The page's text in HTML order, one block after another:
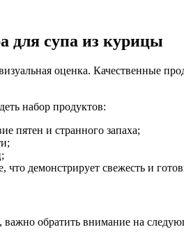
для супа из курицы
оценка. Качественные
набор продуктов:
пятен и странного запаха;
что демонстрирует свежесть и
важно обратить внимание на